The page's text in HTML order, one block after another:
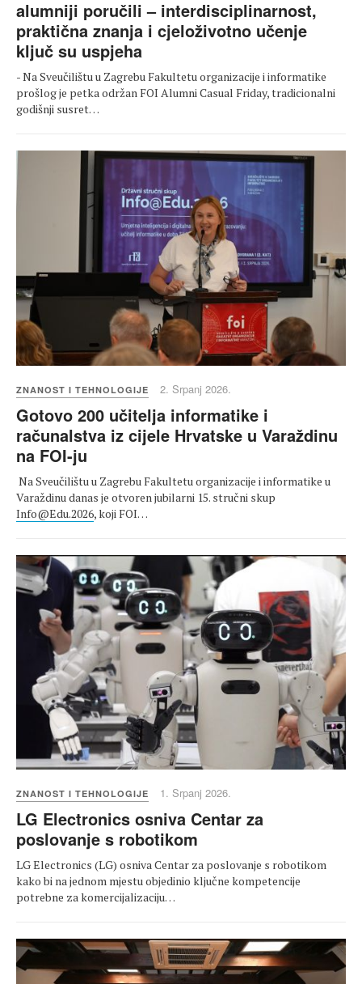
alumniji poručili – interdisciplinarnost,
praktična znanja i cjeloživotno učenje
ključ su uspjeha
- Na Sveučilištu u Zagrebu Fakultetu organizacije i informatike
prošlog je petka održan FOI Alumni Casual Friday, tradicionalni
godišnji susret…
ZNANOST I TEHNOLOGIJE 2. Srpanj 2026.
Gotovo 200 učitelja informatike i
računalstva iz cijele Hrvatske u Varaždinu
na FOI-ju
Na Sveučilištu u Zagrebu Fakultetu organizacije i informatike u
Varaždinu danas je otvoren jubilarni 15. stručni skup
Info@Edu.2026, koji FOI…
ZNANOST I TEHNOLOGIJE 1. Srpanj 2026.
LG Electronics osniva Centar za
poslovanje s robotikom
LG Electronics (LG) osniva Centar za poslovanje s robotikom
kako bi na jednom mjestu objedinio ključne kompetencije
potrebne za komercijalizaciju…